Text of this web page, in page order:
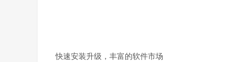
快速安装升级，丰富的软件市场